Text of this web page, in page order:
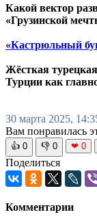
Какой вектор
«Грузинской
«Кастрюльный
Жёсткая
Турции как
30 марта 2025,
Вам понравилась
👍 0 👎 0 ❤ 0
Поделиться
Комментарии